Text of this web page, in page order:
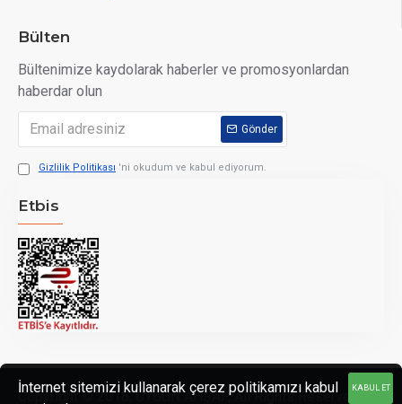
Bülten
Bültenimize kaydolarak haberler ve promosyonlardan
haberdar olun
Gönder
Gizlilik Politikası 'ni okudum ve kabul ediyorum.
Etbis
Copyright © 2018, UYGUN AHŞAP, All Rights ReservedKABUL ET
İnternet sitemizi kullanarak çerez politikamızı kabul